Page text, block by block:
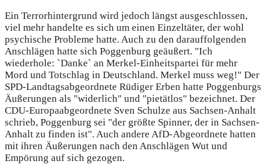
Ein Terrorhintergrund wird jedoch längst ausgeschlossen,
viel mehr handelte es sich um einen Einzeltäter, der wohl
psychische Probleme hatte. Auch zu den darauffolgenden
Anschlägen hatte sich Poggenburg geäußert. "Ich
wiederhole: `Danke` an Merkel-Einheitspartei für mehr
Mord und Totschlag in Deutschland. Merkel muss weg!" Der
SPD-Landtagsabgeordnete Rüdiger Erben hatte Poggenburgs
Äußerungen als "widerlich" und "pietätlos" bezeichnet. Der
CDU-Europaabgeordnete Sven Schulze aus Sachsen-Anhalt
schrieb, Poggenburg sei "der größte Spinner, der in Sachsen-
Anhalt zu finden ist". Auch andere AfD-Abgeordnete hatten
mit ihren Äußerungen nach den Anschlägen Wut und
Empörung auf sich gezogen.